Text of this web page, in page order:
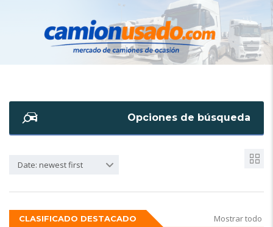
Opciones de búsqueda
Date: newest first
CLASIFICADO DESTACADO Mostrar todo